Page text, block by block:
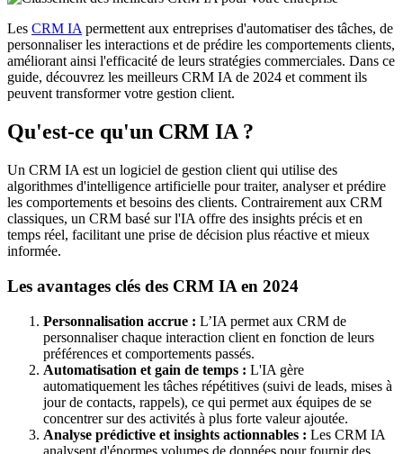
Les CRM IApermettent aux entreprises d'automatiser des tâches, de
personnaliser les interactions et de prédire les comportements clients,
améliorant ainsi l'efficacité de leurs stratégies commerciales. Dans ce
guide, découvrez les meilleurs CRM IA de 2024 et comment ils
peuvent transformer votre gestion client.
Qu'est-ce qu'un CRM IA ?
Un CRM IA est un logiciel de gestion client qui utilise des
algorithmes d'intelligence artificielle pour traiter, analyser et prédire
les comportements et besoins des clients. Contrairement aux CRM
classiques, un CRM basé sur l'IA offre des insights précis et en
temps réel, facilitant une prise de décision plus réactive et mieux
informée.
Les avantages clés des CRM IA en 2024
Personnalisation accrue : L’IA permet aux CRM de
personnaliser chaque interaction client en fonction de leurs
préférences et comportements passés.
Automatisation et gain de temps : L'IA gère
automatiquement les tâches répétitives (suivi de leads, mises à
jour de contacts, rappels), ce qui permet aux équipes de se
concentrer sur des activités à plus forte valeur ajoutée.
Analyse prédictive et insights actionnables : Les CRM IA
analysent d'énormes volumes de données pour fournir des